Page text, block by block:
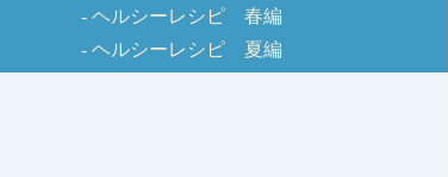
ヘルシーレシピ 春編
ヘルシーレシピ 夏編